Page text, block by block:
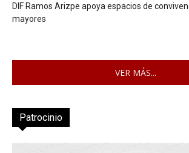
DIF Ramos Arizpe apoya espacios de
mayores
VER MÁS...
Patrocinio